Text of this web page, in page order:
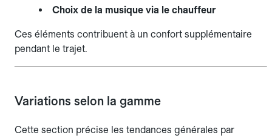
Choix de la musique via le chauffeur
Ces éléments contribuent à un confort supplémentaire
pendant le trajet.
Variations selon la gamme
Cette section précise les tendances générales par